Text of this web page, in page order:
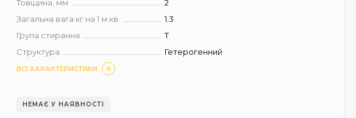
Товщина, мм
2
Загальна вага кг на 1 м.кв.
1.3
Група стирання
T
Структура
Гетерогенний
ВСІ ХАРАКТЕРИСТИКИ
НЕМАЄ У НАЯВНОСТІ